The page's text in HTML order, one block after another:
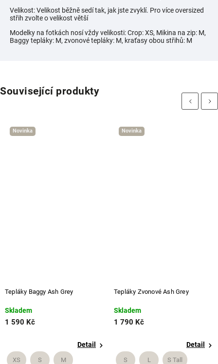
Velikost: Velikost běžně sedí tak, jak jste zvyklí. Pro více oversized
střih zvolte o velikost větší
Modelky na fotkách nosí vždy velikosti:Crop: XS, Mikina na zip: M,
Baggy tepláky: M, zvonové tepláky: M, kraťasy obou střihů: M
Související produkty
Previous
Novinka
Tepláky Baggy Ash Grey
Skladem
1 590 Kč
Detail
XS S M
Novinka
Tepláky Zvonové Ash Grey
Skladem
1 790 Kč
Detail
S L S Tall
Next